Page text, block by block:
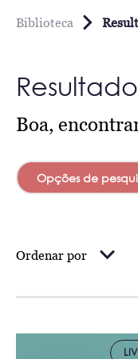
Biblioteca
Boa,
Opções de
Ordenar por